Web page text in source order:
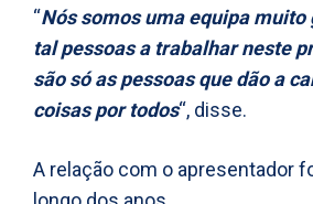
“Nós somos uma equipa muito
tal pessoas a trabalhar neste
são só as pessoas que dão a
coisas por todos“, disse.
A relação com o apresentador